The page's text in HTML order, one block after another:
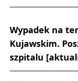
Wypadek na
Kujawskim.
szpitalu